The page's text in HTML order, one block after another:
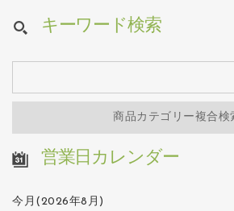
キーワード検索
商品カテゴリー複合検
営業日カレンダー
今月(2026年8月)